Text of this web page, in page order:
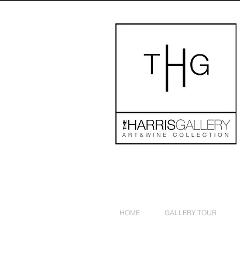
HOME GALLERY TOUR